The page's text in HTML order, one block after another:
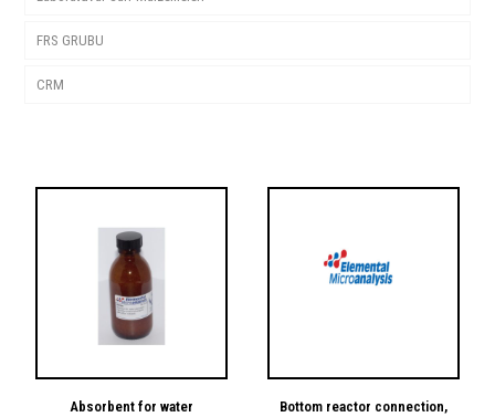
Antek Instruments®
Shimadzu Instruments®
Elemental Analiz
Kalorimetre
TGA
Dispenser
İnkubatör
Cam Ürünler
Plastik Ürünler
FRS GRUBU
FRS Potaları
CRM
Absorbent for water
Bottom reactor connection,